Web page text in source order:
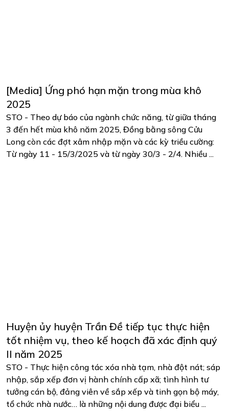
[Media] Ứng phó hạn mặn trong mùa khô
2025
STO - Theo dự báo của ngành chức năng, từ giữa tháng
3 đến hết mùa khô năm 2025, Đồng bằng sông Cửu
Long còn các đợt xâm nhập mặn và các kỳ triều cường:
Từ ngày 11 - 15/3/2025 và từ ngày 30/3 - 2/4. Nhiều ...
Huyện ủy huyện Trần Đề tiếp tục thực hiện
tốt nhiệm vụ, theo kế hoạch đã xác định quý
II năm 2025
STO - Thực hiện công tác xóa nhà tạm, nhà đột nát; sáp
nhập, sắp xếp đơn vị hành chính cấp xã; tình hình tư
tưởng cán bộ, đảng viên về sắp xếp và tinh gọn bộ máy,
tổ chức nhà nước… là những nội dung được đại biểu ...